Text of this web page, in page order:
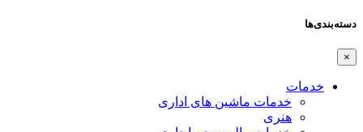
دسته‌بندی‌ها
×
خدمات
خدمات ماشین های اداری
هنری